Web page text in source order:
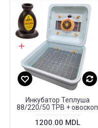
Инкубатор Теплуша
88/220/50 TPB + овоскоп
1200.00 MDL